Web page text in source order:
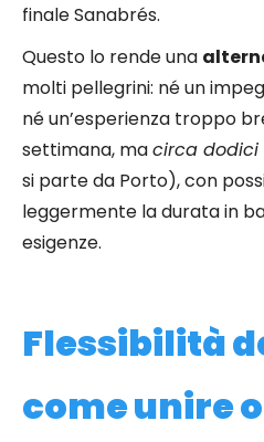
finale Sanabrés.
Questo lo rende una
molti pellegrini: né un
né un’esperienza troppo
settimana, macirca dodici
si parte da Porto), con
leggermente la durata in
esigenze.
Flessibilità
come unire